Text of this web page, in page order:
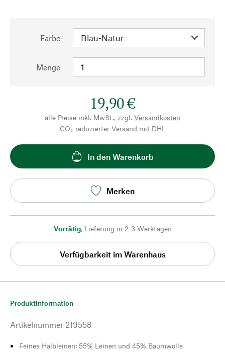
Farbe
Menge
19,90 €
alle Preise inkl. MwSt., zzgl. Versandkosten
CO₂-reduzierter Versand mit DHL
In den Warenkorb
Merken
Vorrätig, Lieferung in 2-3 Werktagen
Verfügbarkeit im Warenhaus
Produktinformation
Artikelnummer 219558
Feines Halbleinen: 55% Leinen und 45% Baumwolle